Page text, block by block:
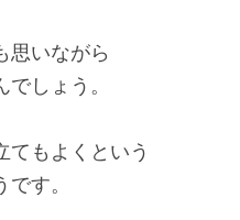
思いながら
しょう。
てもよくという
す。